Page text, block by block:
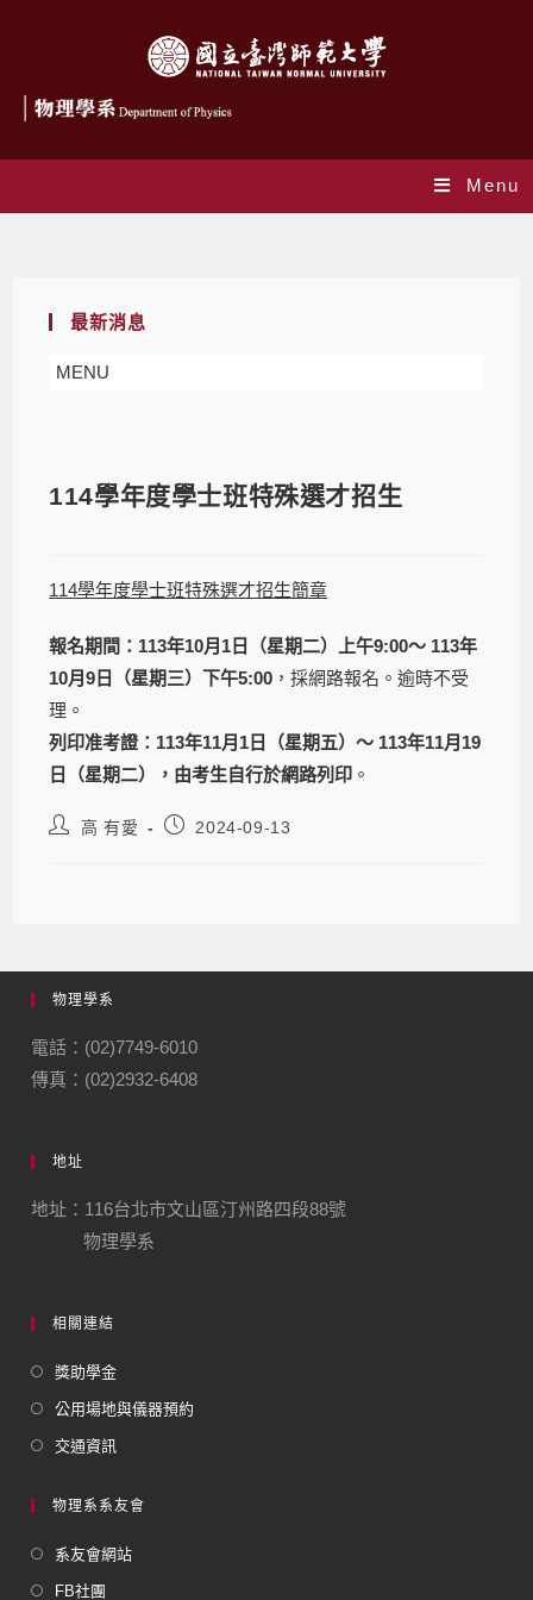
Menu
最新消息
MENU
114學年度學士班特殊選才招生
114學年度學士班特殊選才招生簡章
報名期間：113年10月1日（星期二）上午9:00～ 113年
10月9日（星期三）下午5:00 ，採網路報名。逾時不受
理。
列印准考證：113年11月1日（星期五）～ 113年11月19
日（星期二），由考生自行於網路列印 。
高 有愛 2024-09-13
物理學系
電話：(02)7749-6010
傳真：(02)2932-6408
地址
地址：116台北市文山區汀州路四段88號
物理學系
相關連結
獎助學金
公用場地與儀器預約
交通資訊
物理系系友會
系友會網站
FB社團